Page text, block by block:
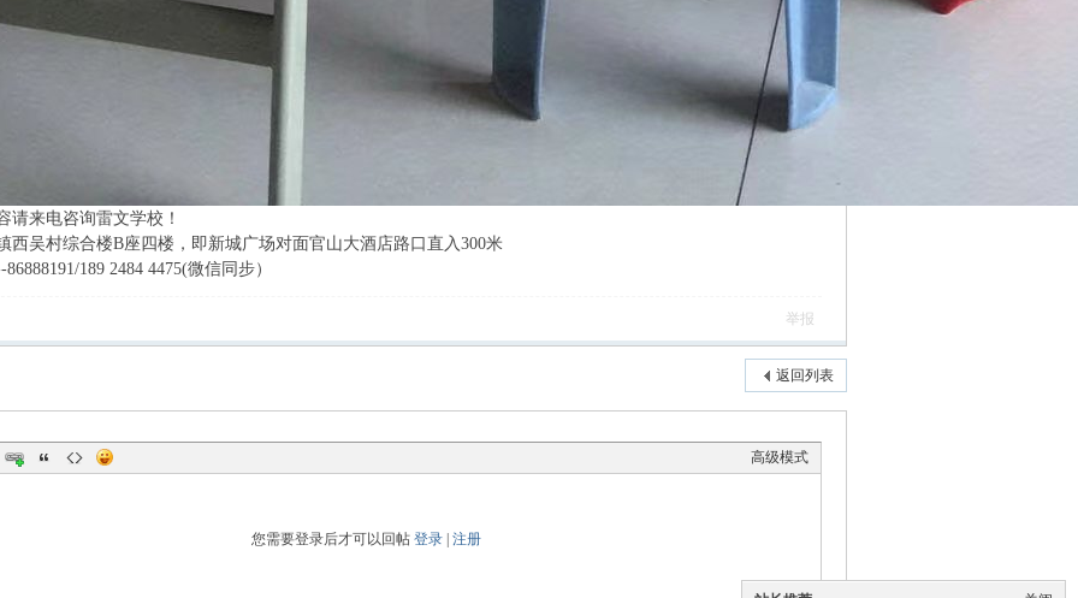
请来电咨询雷文学校！
西吴村综合楼B座四楼，即新城广场对面官山大酒店路口直入300米
189 2484 4475(微信同步）
举报
返回列表
高级模式
您需要登录后才可以回帖 登录 注册